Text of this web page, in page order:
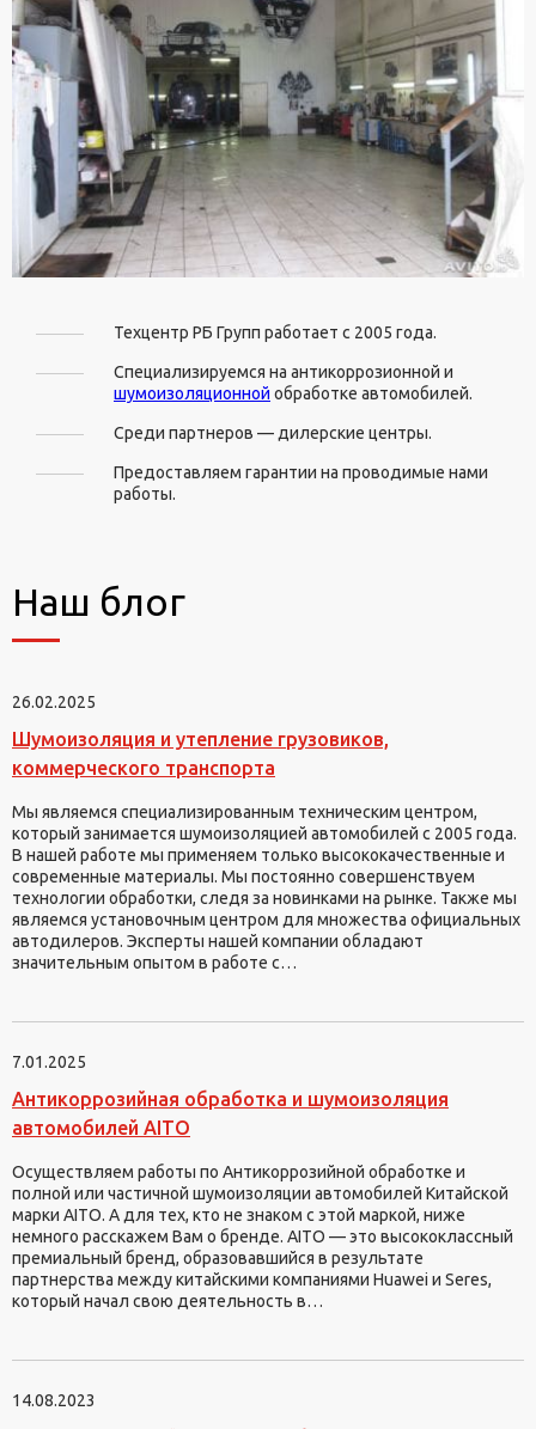
Техцентр РБ Групп работает с 2005 года.
Специализируемся на антикоррозионной и
шумоизоляционной обработке автомобилей.
Среди партнеров — дилерские центры.
Предоставляем гарантии на проводимые нами
работы.
Наш блог
26.02.2025
Шумоизоляция и утепление грузовиков,
коммерческого транспорта
Мы являемся специализированным техническим центром,
который занимается шумоизоляцией автомобилей с 2005 года.
В нашей работе мы применяем только высококачественные и
современные материалы. Мы постоянно совершенствуем
технологии обработки, следя за новинками на рынке. Также мы
являемся установочным центром для множества официальных
автодилеров. Эксперты нашей компании обладают
значительным опытом в работе с…
7.01.2025
Антикоррозийная обработка и шумоизоляция
автомобилей AITO
Осуществляем работы по Антикоррозийной обработке и
полной или частичной шумоизоляции автомобилей Китайской
марки AITO. А для тех, кто не знаком с этой маркой, ниже
немного расскажем Вам о бренде. AITO — это высококлассный
премиальный бренд, образовавшийся в результате
партнерства между китайскими компаниями Huawei и Seres,
который начал свою деятельность в…
14.08.2023